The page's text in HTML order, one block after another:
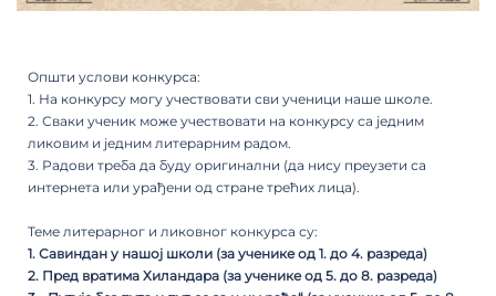
Општи услови конкурса:
1. На конкурсу могу учествовати сви ученици наше школе.
2. Сваки ученик може учествовати на конкурсу са једним
ликовим и једним литерарним радом.
3. Радови треба да буду оригинални (да нису преузети са
интернета или урађени од стране трећих лица).
Теме литерарног и ликовног конкурса су:
1. Савиндан у нашој школи (за ученике од 1. до 4. разреда)
2. Пред вратима Хиландара (за ученике од 5. до 8. разреда)